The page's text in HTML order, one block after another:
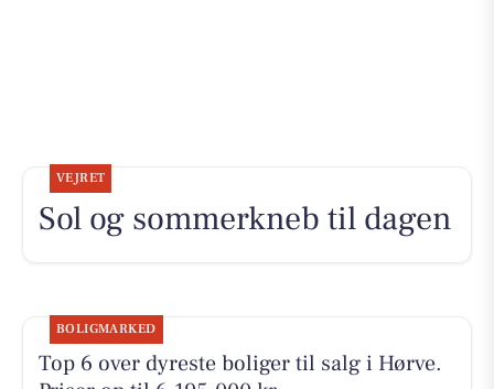
VEJRET
Sol og sommerkneb til dagen
BOLIGMARKED
Top 6 over dyreste boliger til salg i Hørve.